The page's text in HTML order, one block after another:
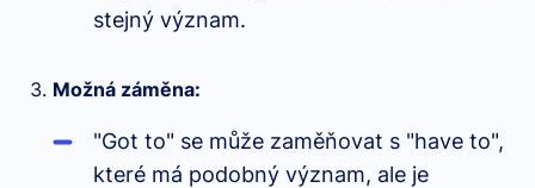
stejný význam.
Možná záměna:
"Got to" se může zaměňovat s "have to",
které má podobný význam, ale je